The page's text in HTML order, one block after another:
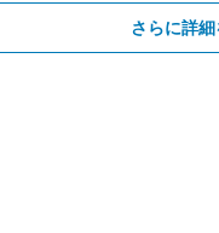
さらに詳